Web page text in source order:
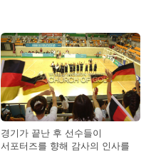
경기가 끝난 후 선수들이
서포터즈를 향해 감사의 인사를